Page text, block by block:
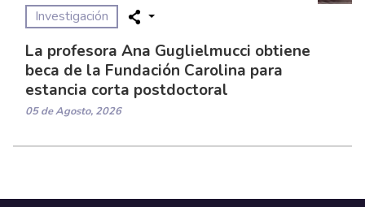
Investigación
La profesora Ana Guglielmucci obtiene
beca de la Fundación Carolina para
estancia corta postdoctoral
05 de Agosto, 2026